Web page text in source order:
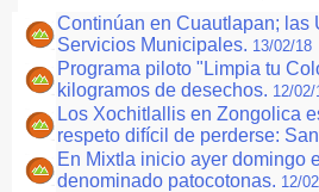
Continúan en Cuautlapan; las
Servicios Municipales. 13/02/18
Programa piloto "Limpia tu
kilogramos de desechos. 12/02/
Los Xochitlallis en Zongolica
respeto difícil de perderse:
En Mixtla inicio ayer domingo
denominado patocotonas. 12/